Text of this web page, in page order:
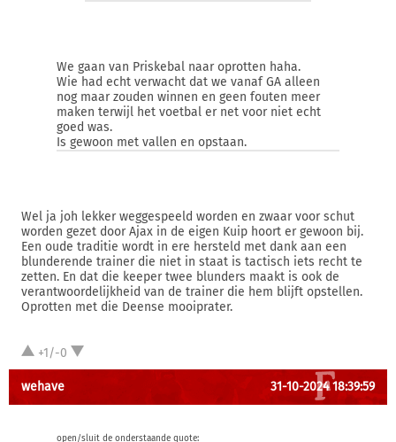
We gaan van Priskebal naar oprotten haha.
Wie had echt verwacht dat we vanaf GA alleen
nog maar zouden winnen en geen fouten meer
maken terwijl het voetbal er net voor niet echt
goed was.
Is gewoon met vallen en opstaan.
Wel ja joh lekker weggespeeld worden en zwaar voor schut
worden gezet door Ajax in de eigen Kuip hoort er gewoon bij.
Een oude traditie wordt in ere hersteld met dank aan een
blunderende trainer die niet in staat is tactisch iets recht te
zetten. En dat die keeper twee blunders maakt is ook de
verantwoordelijkheid van de trainer die hem blijft opstellen.
Oprotten met die Deense mooiprater.
+1/-0
wehave 31-10-2024 18:39:59
open/sluit de onderstaande quote: